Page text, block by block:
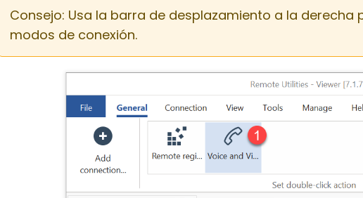
Consejo: Usa la barra de desplazamiento a la
modos de conexión.